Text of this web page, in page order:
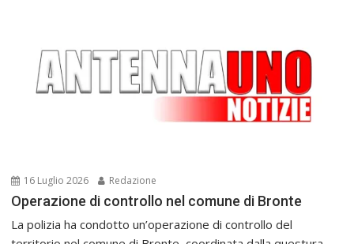
16 Luglio 2026 Redazione
Operazione di controllo nel comune di Bronte
La polizia ha condotto un’operazione di controllo del